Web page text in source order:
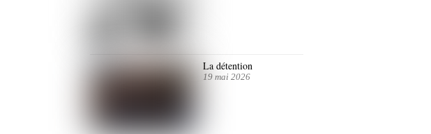
La détention
19 mai 2026